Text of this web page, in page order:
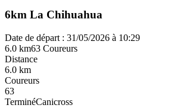
6km La Chihuahua
Date de départ : 31/05/2026 à 10:29
6.0 km63 Coureurs
Distance
6.0 km
Coureurs
63
TerminéCanicross